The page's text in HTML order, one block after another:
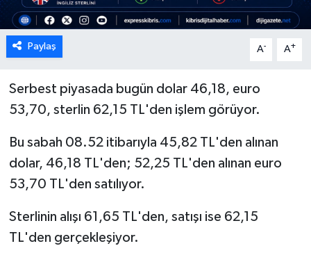
Paylaş A- A+
Serbest piyasada bugün dolar 46,18, euro
53,70, sterlin 62,15 TL'den işlem görüyor.
Bu sabah 08.52 itibarıyla 45,82 TL'den alınan
dolar, 46,18 TL'den; 52,25 TL'den alınan euro
53,70 TL'den satılıyor.
Sterlinin alışı 61,65 TL'den, satışı ise 62,15
TL'den gerçekleşiyor.
GİRNE
GÜNEY KIBRIS
İÇ HABERLER
KÜLTÜR SANAT
LEFKOŞA